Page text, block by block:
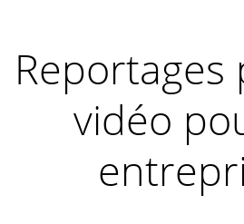
vidéo